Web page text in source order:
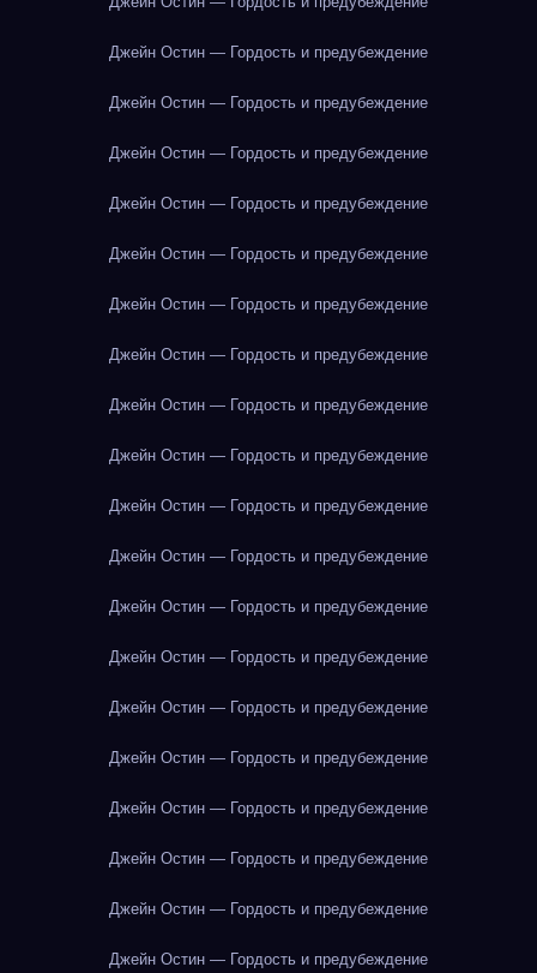
Джейн Остин — Гордость и предубеждение
Джейн Остин — Гордость и предубеждение
Джейн Остин — Гордость и предубеждение
Джейн Остин — Гордость и предубеждение
Джейн Остин — Гордость и предубеждение
Джейн Остин — Гордость и предубеждение
Джейн Остин — Гордость и предубеждение
Джейн Остин — Гордость и предубеждение
Джейн Остин — Гордость и предубеждение
Джейн Остин — Гордость и предубеждение
Джейн Остин — Гордость и предубеждение
Джейн Остин — Гордость и предубеждение
Джейн Остин — Гордость и предубеждение
Джейн Остин — Гордость и предубеждение
Джейн Остин — Гордость и предубеждение
Джейн Остин — Гордость и предубеждение
Джейн Остин — Гордость и предубеждение
Джейн Остин — Гордость и предубеждение
Джейн Остин — Гордость и предубеждение